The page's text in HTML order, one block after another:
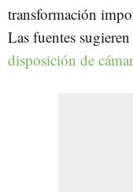
transformación
Las fuentes
disposición de